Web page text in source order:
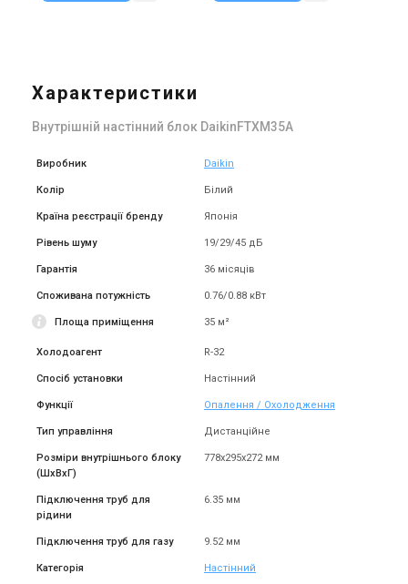
Характеристики
Внутрішній настінний блок DaikinFTXM35A
Виробник Daikin
Колір Білий
Країна реєстрації бренду Японія
Рівень шуму 19/29/45 дБ
Гарантія 36 місяців
Споживана потужність 0.76/0.88 кВт
Площа приміщення 35 м²
Холодоагент R-32
Спосіб установки Настінний
Функції Опалення / Охолодження
Тип управління Дистанційне
Розміри внутрішнього блоку
(ШxВxГ)
778x295x272 мм
Підключення труб для
рідини
6.35 мм
Підключення труб для газу 9.52 мм
Категорія Настінний